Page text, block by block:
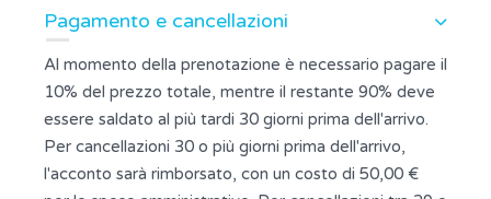
Pagamento e cancellazioni
Al momento della prenotazione è necessario pagare il
10% del prezzo totale, mentre il restante 90% deve
essere saldato al più tardi 30 giorni prima dell'arrivo.
Per cancellazioni 30 o più giorni prima dell'arrivo,
l'acconto sarà rimborsato, con un costo di 50,00 €